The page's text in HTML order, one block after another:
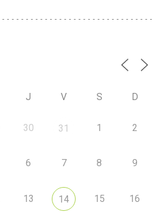
J V S D
30 31 1 2
6 7 8 9
13 14 15 16